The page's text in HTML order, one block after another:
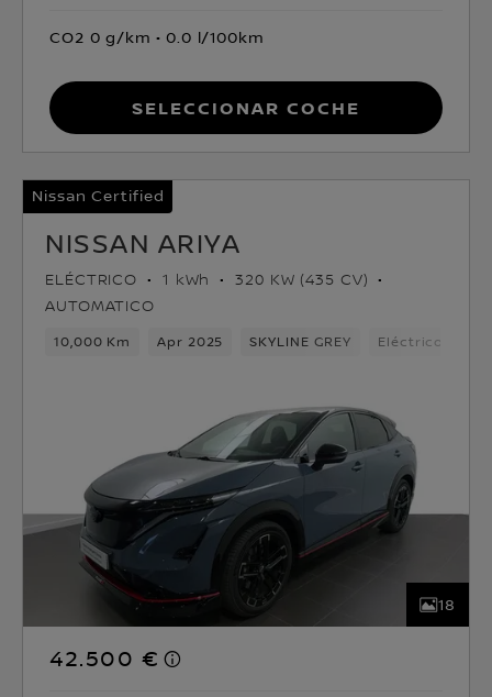
CO2 0 g/km 0.0 l/100km
Seleccionar coche
Nissan Certified
NISSAN ARIYA
ELÉCTRICO 1 kWh
320 KW (435 CV)
AUTOMATICO
10,000 Km Apr 2025 SKYLINE GREY Eléctrico
18
42.500 €